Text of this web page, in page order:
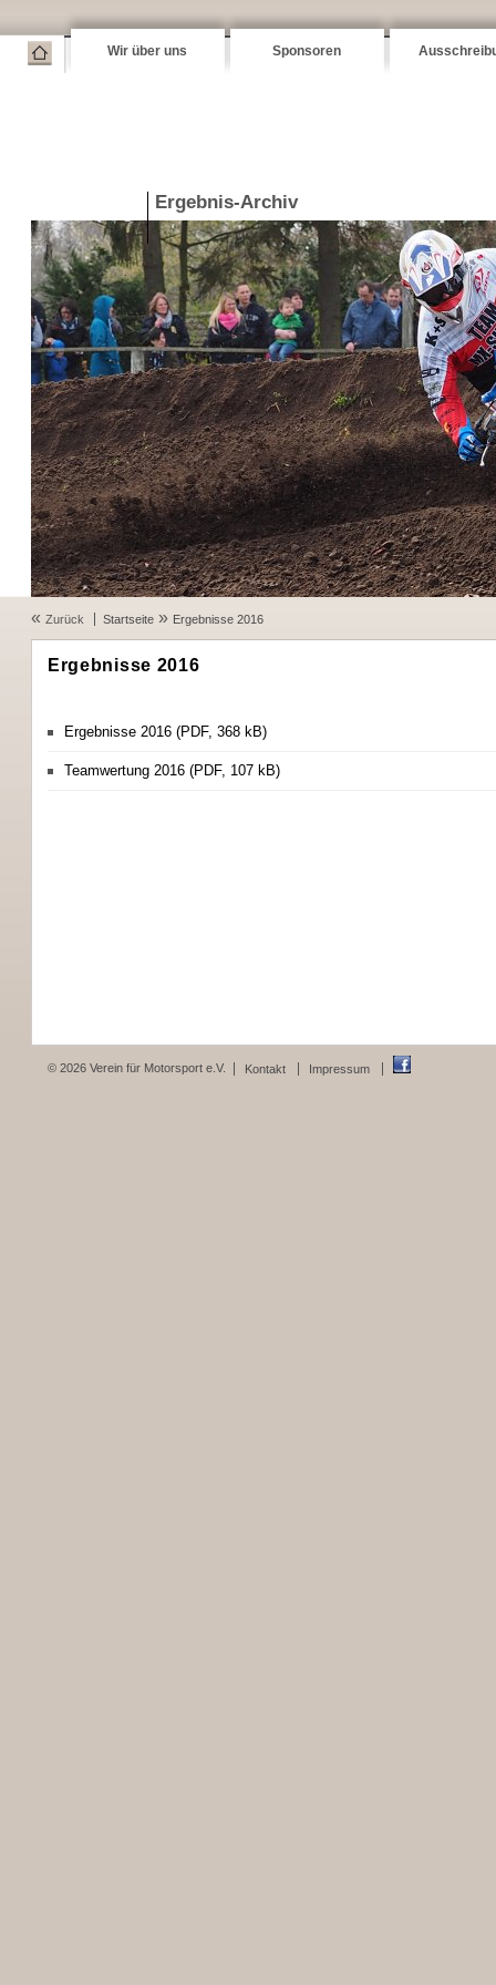
Wir über uns Sponsoren
Ergebnis-Archiv
« Zurück Startseite » Ergebnisse 2016
Ergebnisse 2016
Ergebnisse 2016 (PDF, 368 kB)
Teamwertung 2016 (PDF, 107 kB)
© 2026 Verein für Motorsport e.V. Kontakt Impressum